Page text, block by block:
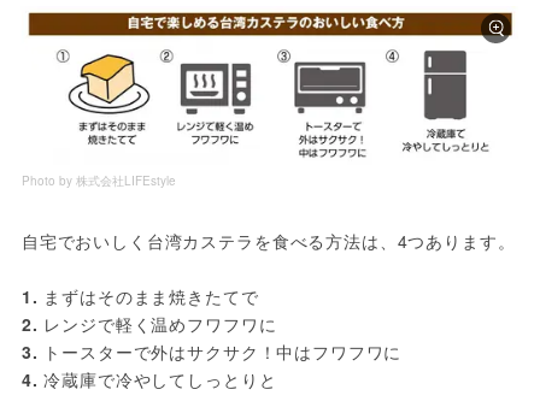
Photo by 株式会社LIFEstyle
自宅でおいしく台湾カステラを食べる方法は、4つあります。
1. まずはそのまま焼きたてで
2. レンジで軽く温めフワフワに
3. トースターで外はサクサク！中はフワフワに
4. 冷蔵庫で冷やしてしっとりと